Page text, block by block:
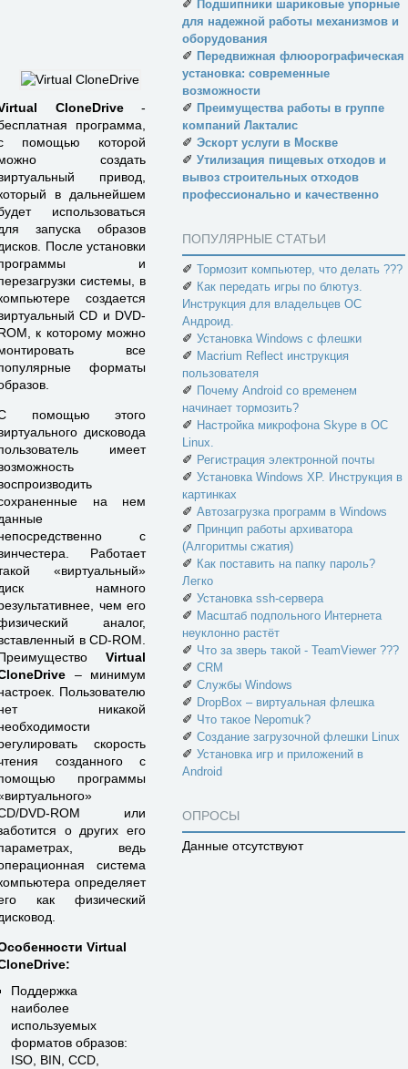
CloneDrive-
программа,
помощью которой
создать
привод,
в дальнейшем
использоваться
запуска образов
После установки
и
системы, в
создается
CD и DVD-
к которому можно
все
форматы
помощью этого
дисковода
имеет
на нем
с
Работает
«виртуальный»
намного
чем его
аналог,
в CD-ROM.
Virtual
– минимум
Пользователю
никакой
скорость
созданного с
программы
DVD-ROM или
о других его
ведь
система
определяет
как физический
Virtual
Поддержка
наиболее
используемых
форматов образов:
ISO, BIN, CCD,
✐ Подшипники шариковые упорные
для надежной работы механизмов и
оборудования
✐ Передвижная флюорографическая
установка: современные
возможности
✐ Преимущества работы в группе
компаний Лакталис
✐ Эскорт услуги в Москве
✐ Утилизация пищевых отходов и
вывоз строительных отходов
профессионально и качественно
ПОПУЛЯРНЫЕ СТАТЬИ
✐ Тормозит компьютер, что делать ???
✐ Как передать игры по блютуз.
Инструкция для владельцев ОС
Андроид.
✐ Установка Windows с флешки
✐ Macrium Reflect инструкция
пользователя
✐ Почему Android со временем
начинает тормозить?
✐ Настройка микрофона Skype в ОС
Linux.
✐ Регистрация электронной почты
✐ Установка Windows XP. Инструкция в
картинках
✐ Автозагрузка программ в Windows
✐ Принцип работы архиватора
(Алгоритмы сжатия)
✐ Как поставить на папку пароль?
Легко
✐ Установка ssh-сервера
✐ Масштаб подпольного Интернета
неуклонно растёт
✐ Что за зверь такой - TeamViewer ???
✐ CRM
✐ Службы Windows
✐ DropBox – виртуальная флешка
✐ Что такое Nepomuk?
✐ Создание загрузочной флешки Linux
✐ Установка игр и приложений в
Android
ОПРОСЫ
Данные отсутствуют